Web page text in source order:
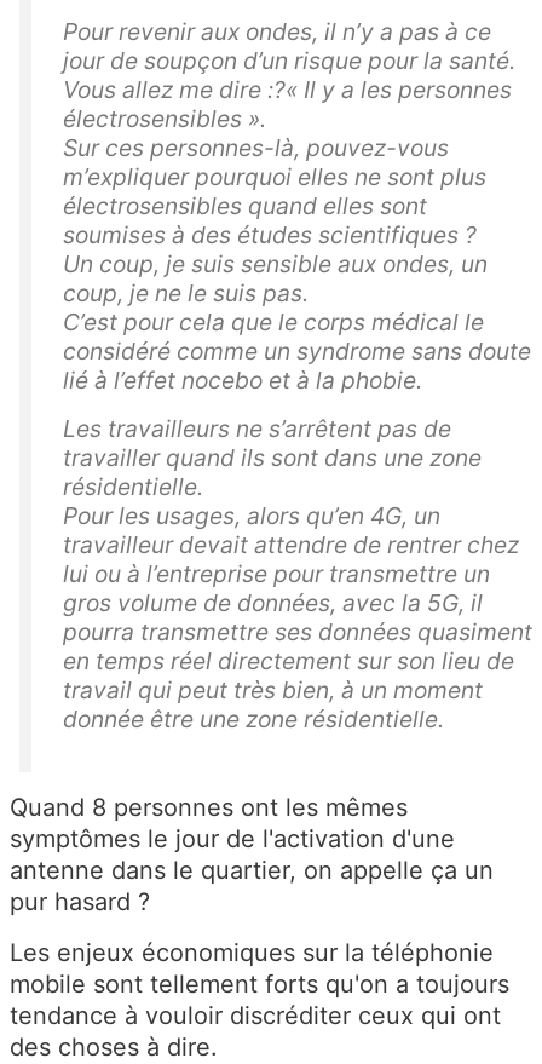
Pour revenir aux ondes, il n’y a pas à ce
jour de soupçon d’un risque pour la santé.
Vous allez me dire :?« Il y a les personnes
électrosensibles ».
Sur ces personnes-là, pouvez-vous
m’expliquer pourquoi elles ne sont plus
électrosensibles quand elles sont
soumises à des études scientifiques ?
Un coup, je suis sensible aux ondes, un
coup, je ne le suis pas.
C’est pour cela que le corps médical le
considéré comme un syndrome sans doute
lié à l’effet nocebo et à la phobie.
Les travailleurs ne s’arrêtent pas de
travailler quand ils sont dans une zone
résidentielle.
Pour les usages, alors qu’en 4G, un
travailleur devait attendre de rentrer chez
lui ou à l’entreprise pour transmettre un
gros volume de données, avec la 5G, il
pourra transmettre ses données quasiment
en temps réel directement sur son lieu de
travail qui peut très bien, à un moment
donnée être une zone résidentielle.
Quand 8 personnes ont les mêmes
symptômes le jour de l'activation d'une
antenne dans le quartier, on appelle ça un
pur hasard ?
Les enjeux économiques sur la téléphonie
mobile sont tellement forts qu'on a toujours
tendance à vouloir discréditer ceux qui ont
des choses à dire.